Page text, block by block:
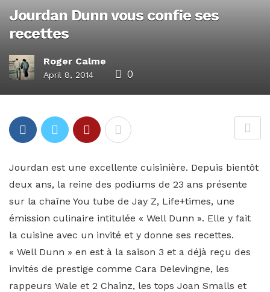
Jourdan Dunn vous confie ses
recettes
Roger Calme
April 8, 2014 0
Jourdan est une excellente cuisinière. Depuis bientôt
deux ans, la reine des podiums de 23 ans présente
sur la chaîne You tube de Jay Z, Life+times, une
émission culinaire intitulée « Well Dunn ». Elle y fait
la cuisine avec un invité et y donne ses recettes.
« Well Dunn » en est à la saison 3 et a déjà reçu des
invités de prestige comme Cara Delevingne, les
rappeurs Wale et 2 Chainz, les tops Joan Smalls et